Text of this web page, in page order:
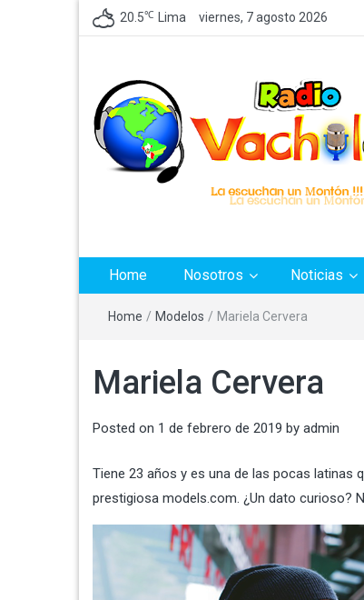
20.5℃ Lima viernes, 7 agosto 2026
Home Nosotros Noticias
Home / Modelos / Mariela Cervera
Mariela Cervera
Posted on 1 de febrero de 2019 by admin
Tiene 23 años y es una de las pocas latinas
prestigiosa models.com. ¿Un dato curioso?